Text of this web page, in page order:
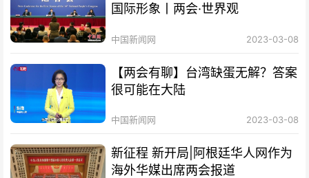
国际形象丨两会·世界观
中国新闻网 2023-03-08
【两会有聊】台湾缺蛋无解？答案
很可能在大陆
中国新闻网 2023-03-08
新征程 新开局|阿根廷华人网作为
海外华媒出席两会报道